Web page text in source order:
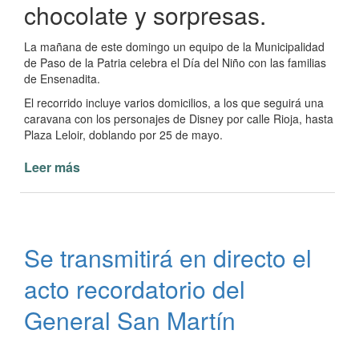
chocolate y sorpresas.
La mañana de este domingo un equipo de la Municipalidad
de Paso de la Patria celebra el Día del Niño con las familias
de Ensenadita.
El recorrido incluye varios domicilios, a los que seguirá una
caravana con los personajes de Disney por calle Rioja, hasta
Plaza Leloir, doblando por 25 de mayo.
Leer más
Ensenadita
Se transmitirá en directo el
acto recordatorio del
General San Martín